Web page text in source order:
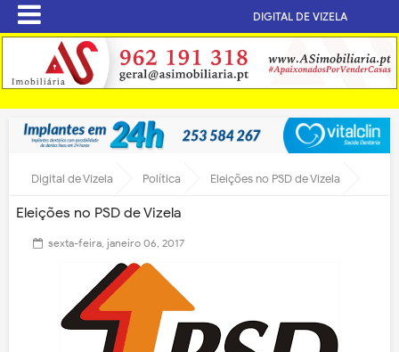
DIGITAL DE VIZELA
Digital de Vizela Política Eleições no PSD de Vizela
Eleições no PSD de Vizela
sexta-feira, janeiro 06, 2017